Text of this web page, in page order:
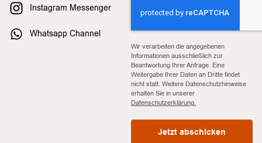
Instagram Messenger
Whatsapp Channel
Wir verarbeiten die angegebenen
Informationen ausschließlich zur
Beantwortung Ihrer Anfrage. Eine
Weitergabe Ihrer Daten an Dritte findet
nicht statt. Weitere Datenschutzhinweise
erhalten Sie in unserer
Datenschutzerklärung.
Jetzt abschicken